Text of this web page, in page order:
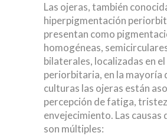
Las ojeras, también
hiperpigmentación
presentan como
homogéneas,
bilaterales, localizadas en el
periorbitaria, en la mayoría
culturas las ojeras están
percepción de fatiga,
envejecimiento. Las causas
son múltiples: